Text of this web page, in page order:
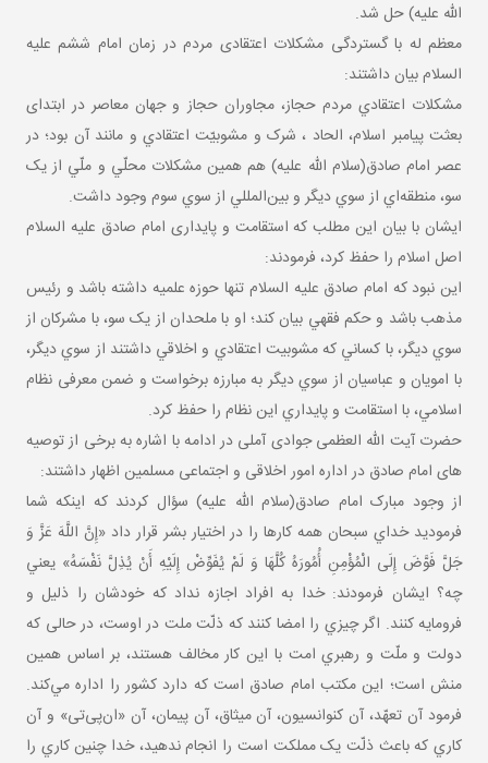
الله عليه) حل شد.
معظم له با گستردگی مشکلات اعتقادی مردم در زمان امام ششم علیه
السلام بیان داشتند:
مشکلات اعتقادي مردم حجاز، مجاوران حجاز و جهان معاصر در ابتدای
بعثت پیامبر اسلام، الحاد ، شرک و مشوبيّت اعتقادي و مانند آن بود؛ در
عصر امام صادق(سلام الله عليه) هم همين مشکلات محلّي و ملّي از يک
سو، منطقه‌اي از سوي ديگر و بين‌المللي از سوي سوم وجود داشت.
ایشان با بیان این مطلب که استقامت و پایداری امام صادق علیه السلام
اصل اسلام را حفظ کرد، فرمودند:
این نبود که امام صادق علیه السلام تنها حوزه علميه داشته باشد و رئيس
مذهب باشد و حکم فقهي بيان کند؛ او با ملحدان از يک سو، با مشرکان از
سوي ديگر، با کساني که مشوبيت اعتقادي و اخلاقي داشتند از سوي ديگر،
با امويان و عباسيان از سوي ديگر به مبارزه برخواست و ضمن معرفی نظام
اسلامي، با استقامت و پايداري اين نظام را حفظ کرد.
حضرت آیت الله العظمی جوادی آملی در ادامه با اشاره به برخی از توصیه
های امام صادق در اداره امور اخلاقی و اجتماعی مسلمین اظهار داشتند:
از وجود مبارک امام صادق(سلام الله عليه) سؤال کردند که اينکه شما
فرموديد خداي سبحان همه کارها را در اختيار بشر قرار داد «إِنَّ اللَّهَ عَزَّ وَ
جَلَّ فَوَّضَ‏ إِلَی‏ الْمُؤْمِنِ‏ أُمُورَهُ‏ کُلَّهَا وَ لَمْ يُفَوِّضْ إِلَيْهِ أَنْ يُذِلَّ نَفْسَهُ» يعني
چه؟ ایشان فرمودند: خدا به افراد اجازه نداد که خودشان را ذليل و
فرومايه کنند. اگر چيزي را امضا کنند که ذلّت ملت در اوست، در حالی که
دولت و ملّت و رهبري امت با اين کار مخالف‌ هستند، بر اساس همين
منش است؛ اين مکتب امام صادق است که دارد کشور را اداره مي‌کند.
فرمود آن تعهّد، آن کنوانسيون، آن ميثاق، آن پيمان، آن «ان‌پی‌تی» و آن
کاري که باعث ذلّت يک مملکت است را انجام ندهيد، خدا چنين کاري را